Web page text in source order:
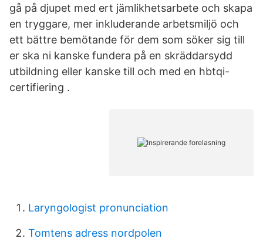
gå på djupet med ert jämlikhetsarbete och skapa
en tryggare, mer inkluderande arbetsmiljö och
ett bättre bemötande för dem som söker sig till
er ska ni kanske fundera på en skräddarsydd
utbildning eller kanske till och med en hbtqi-
certifiering .
Laryngologist pronunciation
Tomtens adress nordpolen